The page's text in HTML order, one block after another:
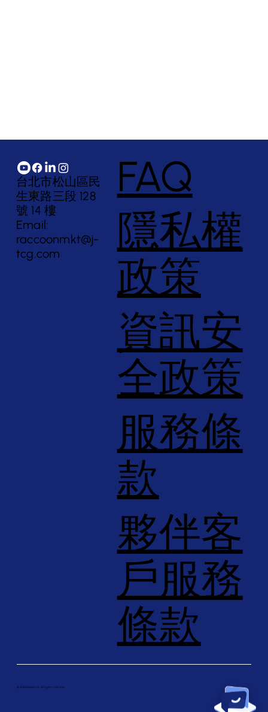
台北市松山區民
生東路三段 128
號 14 樓
Email:
raccoonmkt@j-
tcg.com
FAQ
隱私權
政策
資訊安
全政策
服務條
款
夥伴客
戶服務
條款
© 2026 Raccoon AI. All rights reserved.